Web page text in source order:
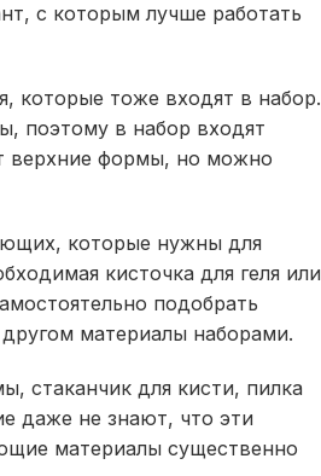
с которым лучше работать
которые тоже входят в набор.
поэтому в набор входят
верхние формы, но можно
которые нужны для
кисточка для геля или
подобрать
материалы наборами.
стаканчик для кисти, пилка
даже не знают, что эти
материалы существенно